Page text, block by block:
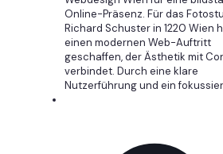
Online-Präsenz. Für das
Richard Schuster in 1220 Wien
einen modernen Web-Auftritt
geschaffen, der Ästhetik mit
verbindet. Durch eine klare
Nutzerführung und ein